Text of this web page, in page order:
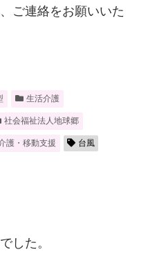
ご連絡をお願いいた
生活介護
社会福祉法人地球郷
護・移動支援 台風
した。